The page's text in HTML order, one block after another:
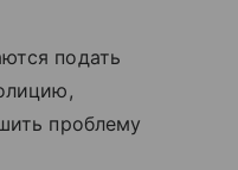
подать
проблему